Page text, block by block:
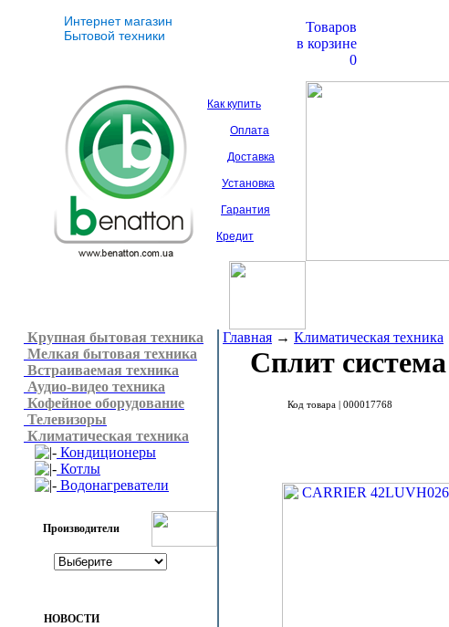
Интернет магазин
Бытовой техники
Товаров
в корзине
0
Как купить
Оплата
Доставка
Установка
Гарантия
Кредит
Крупная бытовая техника
Мелкая бытовая техника
Встраиваемая техника
Аудио-видео техника
Кофейное оборудование
Телевизоры
Климатическая техника
Кондиционеры
Котлы
Водонагреватели
Производители
НОВОСТИ
Главная → Климатическая техника
Сплит система
Код товара | 000017768